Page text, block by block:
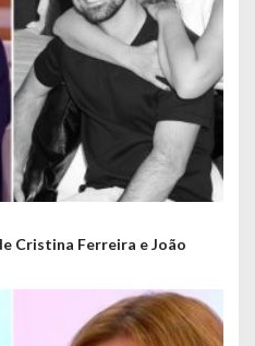
Cristina Ferreira e João